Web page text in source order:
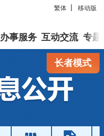
繁体 移动版
办事服务 互动交流 专题
长者模式